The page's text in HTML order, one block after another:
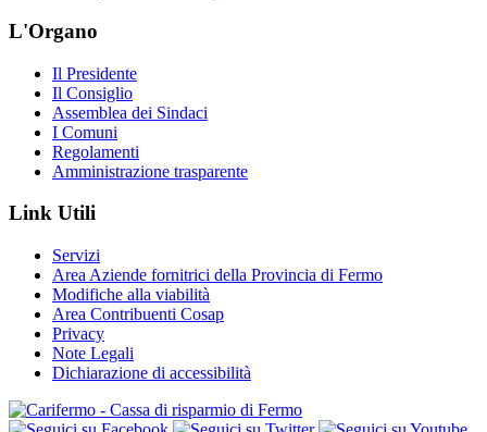
L'Organo
Il Presidente
Il Consiglio
Assemblea dei Sindaci
I Comuni
Regolamenti
Amministrazione trasparente
Link Utili
Servizi
Area Aziende fornitrici della Provincia di Fermo
Modifiche alla viabilità
Area Contribuenti Cosap
Privacy
Note Legali
Dichiarazione di accessibilità